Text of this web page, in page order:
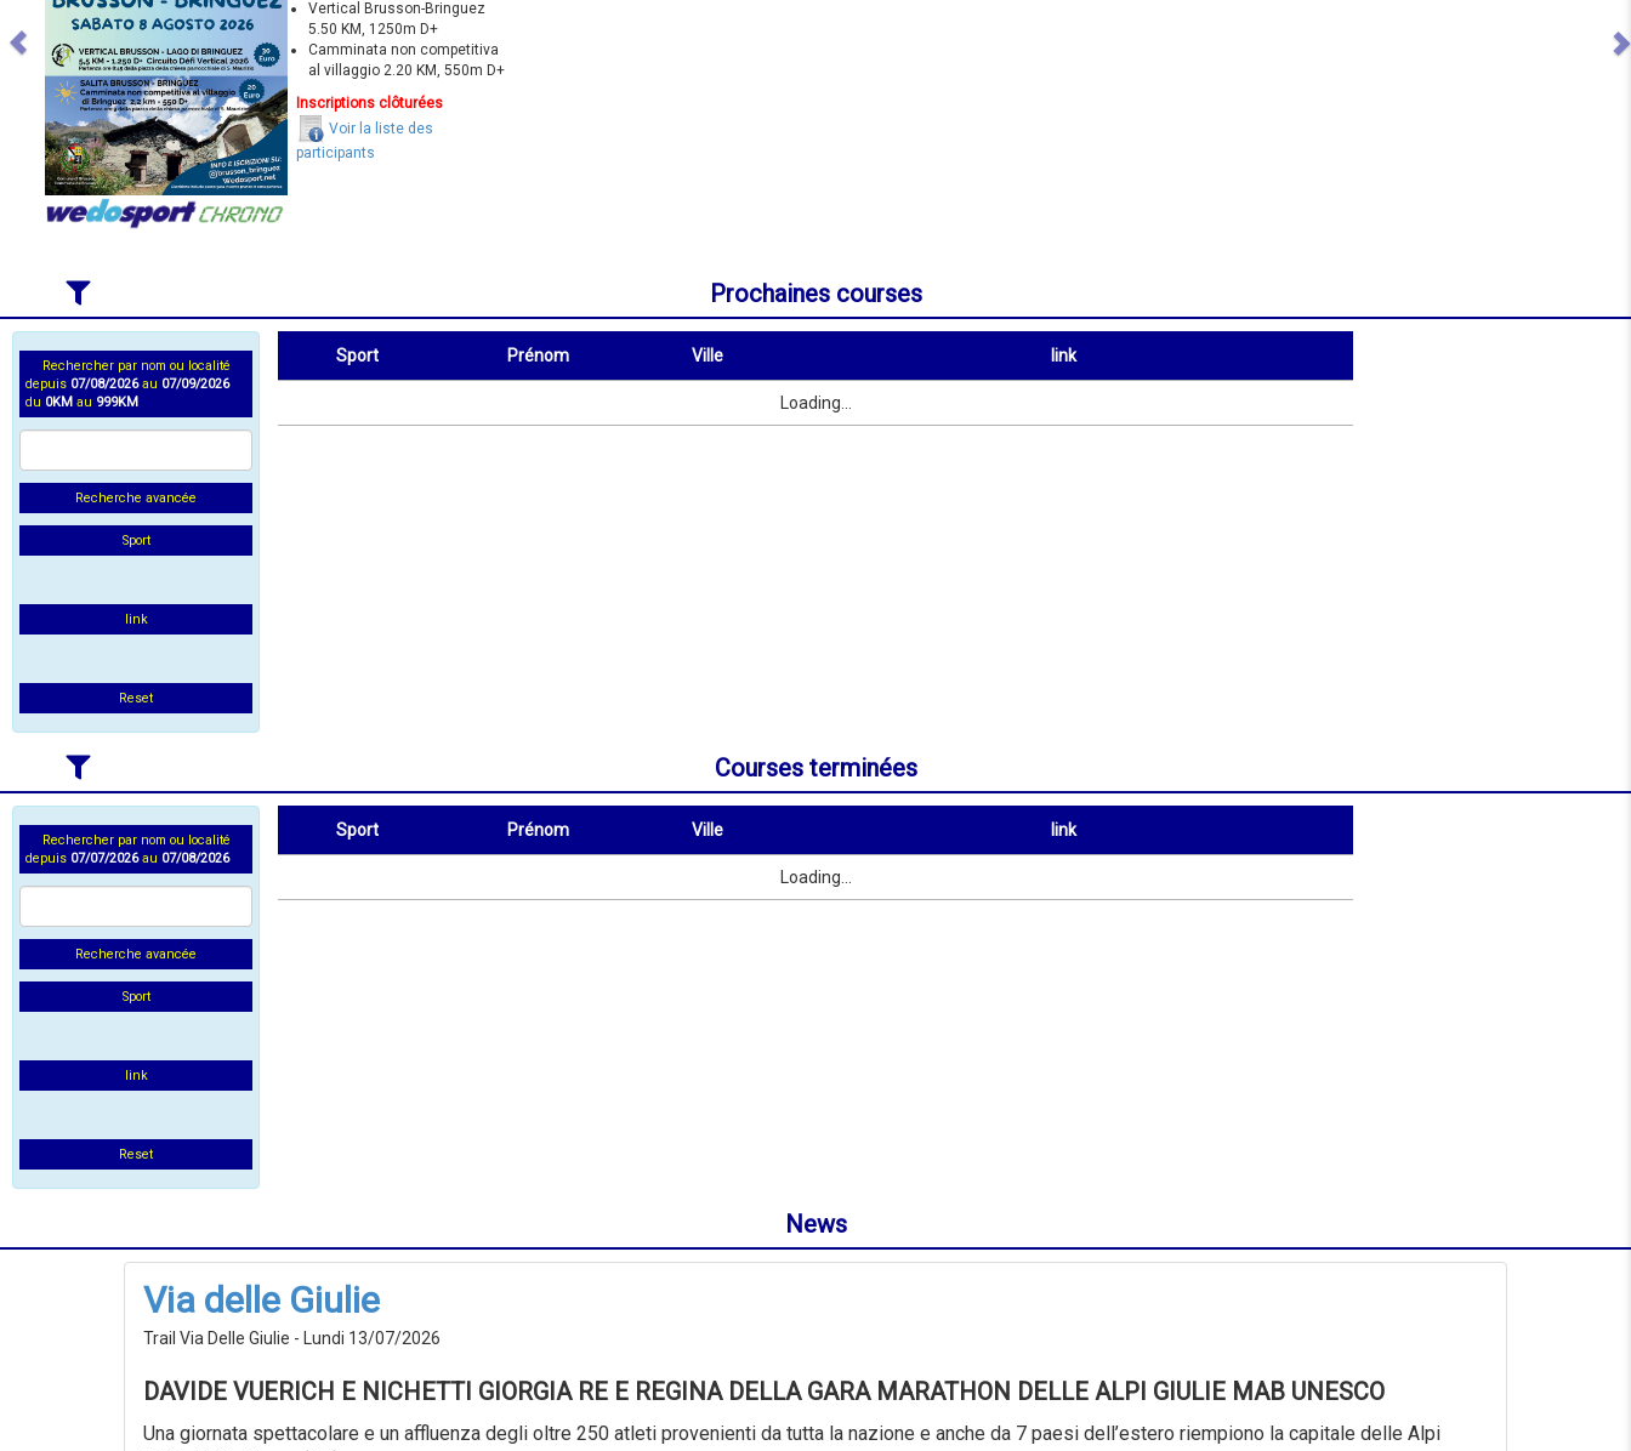
Vertical Brusson-Bringuez
5.50 KM, 1250m D+
Camminata non competitiva
al villaggio 2.20 KM, 550m D+
Inscriptions clôturées
Voir la liste des
participants
Prochaines courses
Rechercher par nom ou localité
depuis 07/08/2026au 07/09/2026
du 0KM au 999KM
Recherche avancée
Sport
link
Reset
Sport Prénom Ville
link
Loading...
Courses terminées
Rechercher par nom ou localité
depuis 07/07/2026au 07/08/2026
Recherche avancée
Sport
link
Reset
Sport Prénom Ville
link
Loading...
News
Via delle Giulie
Trail Via Delle Giulie - Lundi 13/07/2026
DAVIDE VUERICH E NICHETTI GIORGIA RE E REGINA DELLA GARA MARATHON DELLE ALPI GIULIE MAB UNESCO
Una giornata spettacolare e un affluenza degli oltre 250 atleti provenienti da tutta la nazione e anche da 7 paesi dell’estero riempiono la capitale delle Alpi